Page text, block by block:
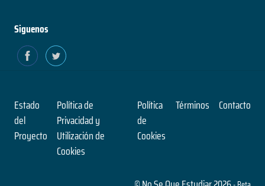
Siguenos
Estado
del
Proyecto
Política de
Privacidad y
Utilización de
Cookies
Política
de
Cookies
Términos Contacto